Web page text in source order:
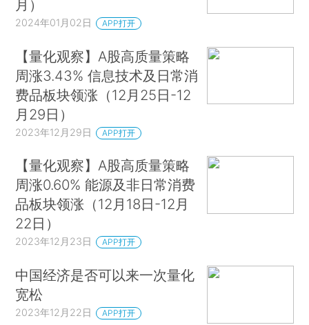
月）
2024年01月02日 APP打开
【量化观察】A股高质量策略
周涨3.43% 信息技术及日常消
费品板块领涨（12月25日-12
月29日）
2023年12月29日 APP打开
【量化观察】A股高质量策略
周涨0.60% 能源及非日常消费
品板块领涨（12月18日-12月
22日）
2023年12月23日 APP打开
中国经济是否可以来一次量化
宽松
2023年12月22日 APP打开